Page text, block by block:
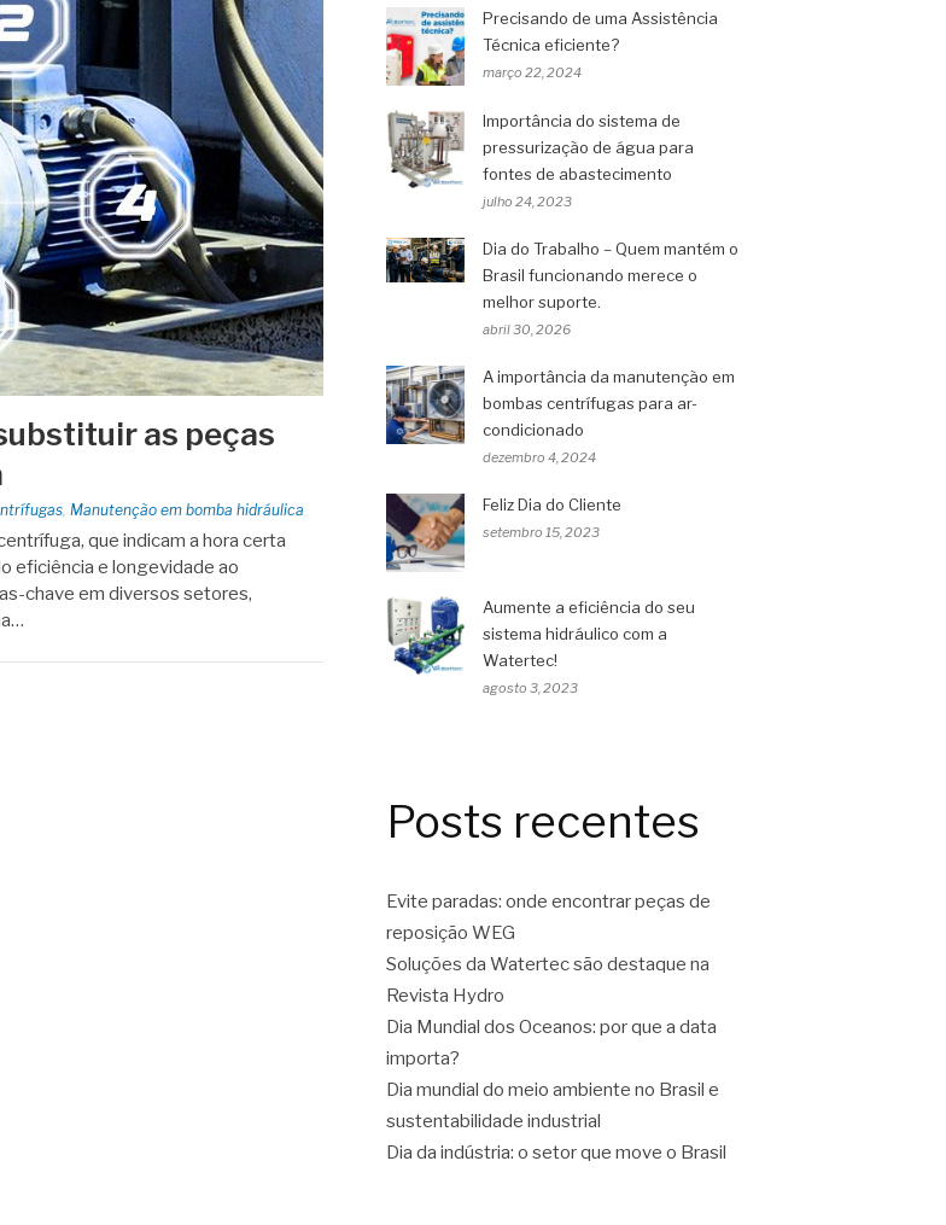
as peças
, Manutenção em bomba hidráulica
que indicam a hora certa
eficiência e longevidade ao
chave em diversos setores,
Precisando de uma Assistência
Técnica eficiente?
março 22, 2024
Importância do sistema de
pressurização de água para
fontes de abastecimento
julho 24, 2023
Dia do Trabalho – Quem mantém o
Brasil funcionando merece o
melhor suporte.
abril 30, 2026
A importância da manutenção em
bombas centrífugas para ar-
condicionado
dezembro 4, 2024
Feliz Dia do Cliente
setembro 15, 2023
Aumente a eficiência do seu
sistema hidráulico com a
Watertec!
agosto 3, 2023
Posts recentes
Evite paradas: onde encontrar peças de
reposição WEG
Soluções da Watertec são destaque na
Revista Hydro
Dia Mundial dos Oceanos: por que a data
importa?
Dia mundial do meio ambiente no Brasil e
sustentabilidade industrial
Dia da indústria: o setor que move o Brasil